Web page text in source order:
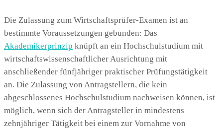
Die Zulassung zum Wirtschaftsprüfer-Examen ist an
bestimmte Voraussetzungen gebunden: Das
Akademikerprinzip knüpft an ein Hochschulstudium mit
wirtschaftswissenschaftlicher Ausrichtung mit
anschließender fünfjähriger praktischer Prüfungstätigkeit
an. Die Zulassung von Antragstellern, die kein
abgeschlossenes Hochschulstudium nachweisen können, ist
möglich, wenn sich der Antragsteller in mindestens
zehnjähriger Tätigkeit bei einem zur Vornahme von